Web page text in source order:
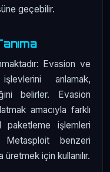
geçebilir.
Evasion ve
anlamak,
belirler. Evasion
amacıyla farklı
paketleme işlemleri
benzeri
için kullanılır.